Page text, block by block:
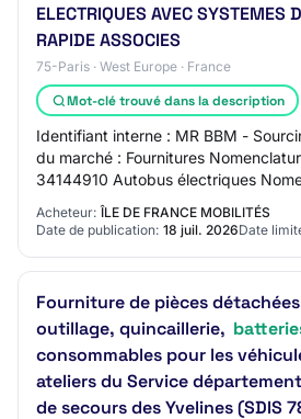
ELECTRIQUES AVEC SYSTEMES
RAPIDE ASSOCIES
75-Paris · West Europe · France
Mot-clé trouvé dans la description
Identifiant interne : MR BBM -
du marché : Fournitures
34144910 Autobus électriques
supplémentaire ( cpv ): 31158100
Acheteur: ÎLE DE FRANCE MOBILITÉS
Date de publication: 18 juil. 2026Date
Fourniture de pièces
outillage, quincaillerie,
consommables pour les
ateliers du Service
de secours des Yvelines (SDIS